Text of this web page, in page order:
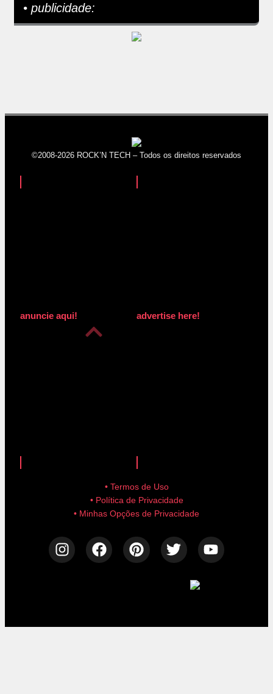
• publicidade:
©2008-2026 ROCK’N TECH – Todos os direitos reservados
anuncie aqui! advertise here!
• Termos de Uso
• Política de Privacidade
• Minhas Opções de Privacidade